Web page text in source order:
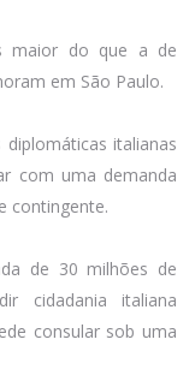
maior do que a de
em São Paulo.
italianas
com uma demanda
contingente.
de 30 milhões de
cidadania italiana
consular sob uma